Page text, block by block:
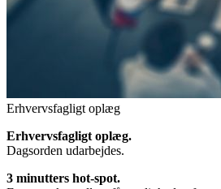
Erhvervsfagligt oplæg
Erhvervsfagligt oplæg.
Dagsorden udarbejdes.
3 minutters hot-spot.